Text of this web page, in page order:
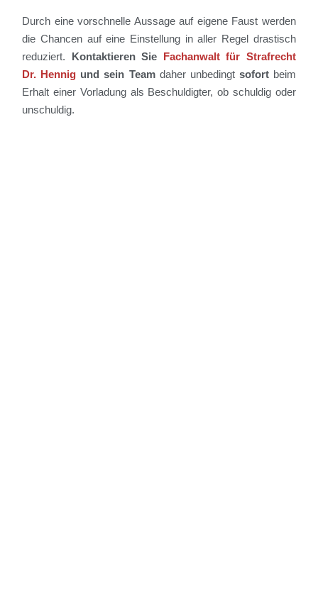
Durch eine vorschnelle Aussage auf eigene Faust werden
die Chancen auf eine Einstellung in aller Regel drastisch
reduziert. Kontaktieren Sie Fachanwalt für Strafrecht
Dr. Hennig und sein Team daher unbedingt sofortbeim
Erhalt einer Vorladung als Beschuldigter, ob schuldig oder
unschuldig.